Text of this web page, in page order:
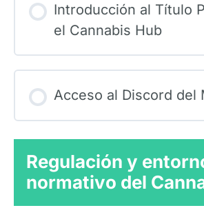
Introducción al Título
el Cannabis Hub
Acceso al Discord del
Regulación y
normativo del